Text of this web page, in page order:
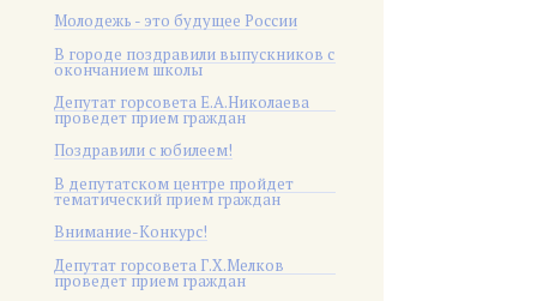
Молодежь - это будущее России
В городе поздравили выпускников с
окончанием школы
Депутат горсовета Е.А.Николаева
проведет прием граждан
Поздравили с юбилеем!
В депутатском центре пройдет
тематический прием граждан
Внимание-Конкурс!
Депутат горсовета Г.Х.Мелков
проведет прием граждан